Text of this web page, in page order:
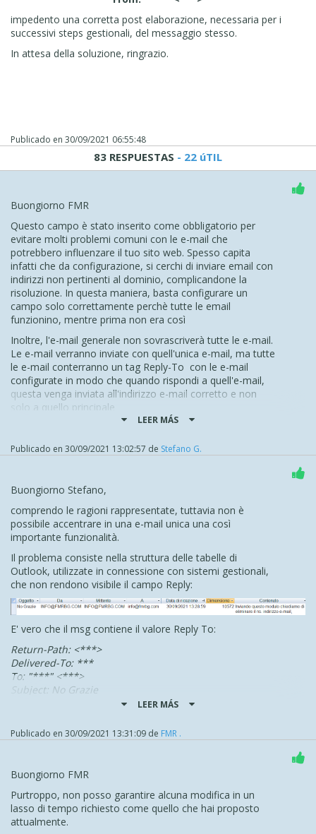
impedento una corretta post elaborazione, necessaria per i
successivi steps gestionali, del messaggio stesso.
In attesa della soluzione, ringrazio.
Publicado en 30/09/2021 06:55:48
83 RESPUESTAS - 22 úTIL
Buongiorno FMR
Questo campo è stato inserito come obbligatorio per
evitare molti problemi comuni con le e-mail che
potrebbero influenzare il tuo sito web. Spesso capita
infatti che da configurazione, si cerchi di inviare email con
indirizzi non pertinenti al dominio, complicandone la
risoluzione. In questa maniera, basta configurare un
campo solo correttamente perchè tutte le email
funzionino, mentre prima non era così
Inoltre, l'e-mail generale non sovrascriverà tutte le e-mail.
Le e-mail verranno inviate con quell'unica e-mail, ma tutte
le e-mail conterranno un tag Reply-To con le e-mail
configurate in modo che quando rispondi a quell'e-mail,
questa venga inviata all'indirizzo e-mail corretto e non
solo a quello principale
Stiamo inoltre lavorando per migliorare l'etichetta con cui
posta così da permettere di vedere l'email del Reply-To
Resto a disposizione in caso di dubbi
Grazie
Stefano
LEER MÁS
Publicado en 30/09/2021 13:02:57 de Stefano G.
Buongiorno Stefano,
comprendo le ragioni rappresentate, tuttavia non è
possibile accentrare in una e-mail unica una così
importante funzionalità.
Il problema consiste nella struttura delle tabelle di
Outlook, utilizzate in connessione con sistemi gestionali,
che non rendono visibile il campo Reply:
E' vero che il msg contiene il valore Reply To:
Return-Path: <***>
Delivered-To: ***
To: "***" <***>
Subject: No Grazie
X-PHP-Originating-Script: 18102926:class.phpmailer.php
From: "***" <***>
Reply-To: ***
procedure, e sono davvero tantissime.
Direi che la soluzione migliore sarebbe di consentire la
scelta al vs. Cliente, così da poter continuare l'uso come
da precedente release.
LEER MÁS
Publicado en 30/09/2021 13:31:09 de FMR .
Buongiorno FMR
Purtroppo, non posso garantire alcuna modifica in un
lasso di tempo richiesto come quello che hai proposto
attualmente.